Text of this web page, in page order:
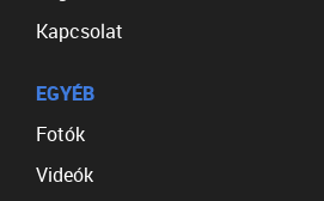
Kapcsolat
EGYÉB
Fotók
Videók